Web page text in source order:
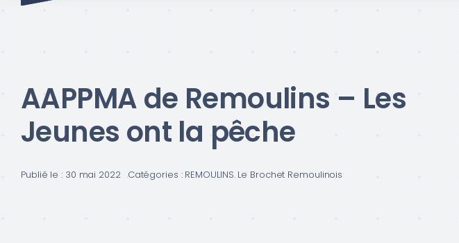
AAPPMA de Remoulins – Les
Jeunes ont la pêche
Publié le : 30 mai 2022 Catégories : REMOULINS. Le Brochet Remoulinois